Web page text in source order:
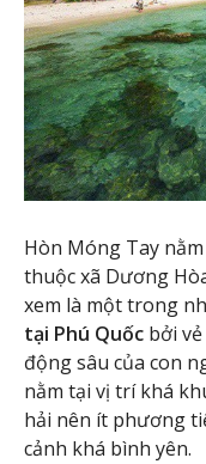
Hòn Móng Tay
thuộc xã Dương
xem là một trong
tại Phú Quốc bởi
động sâu của con
nằm tại vị trí khá
hải nên ít phương
cảnh khá bình yên.